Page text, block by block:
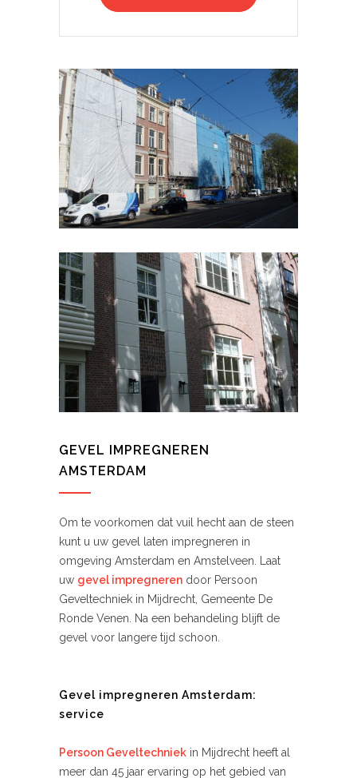
GEVEL IMPREGNEREN
AMSTERDAM
Om te voorkomen dat vuil hecht aan de steen
kunt u uw gevel laten impregneren in
omgeving Amsterdam en Amstelveen. Laat
uw gevel impregneren door Persoon
Geveltechniek in Mijdrecht, Gemeente De
Ronde Venen. Na een behandeling blijft de
gevel voor langere tijd schoon.
Gevel impregneren Amsterdam:
service
Persoon Geveltechniek in Mijdrecht heeft al
meer dan 45 jaar ervaring op het gebied van